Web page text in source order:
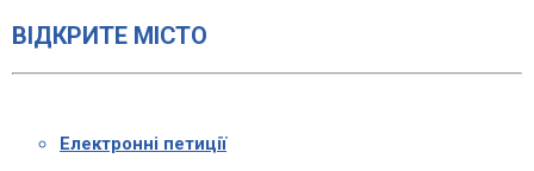
ВІДКРИТЕ МІСТО
Електронні петиції